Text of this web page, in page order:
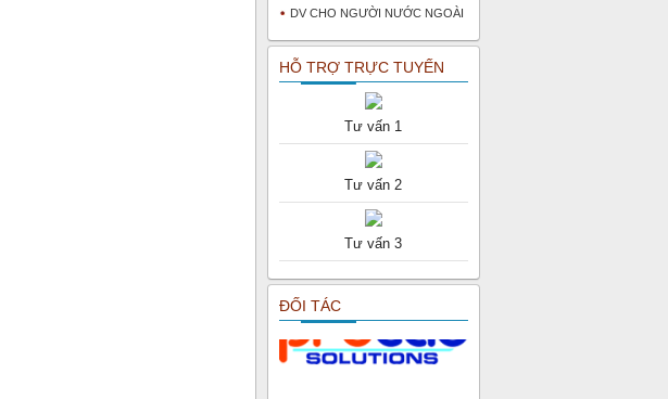
DV CHO NGƯỜI NƯỚC NGOÀI
HỖ TRỢ TRỰC TUYẾN
Tư vấn 1
Tư vấn 2
Tư vấn 3
ĐỐI TÁC